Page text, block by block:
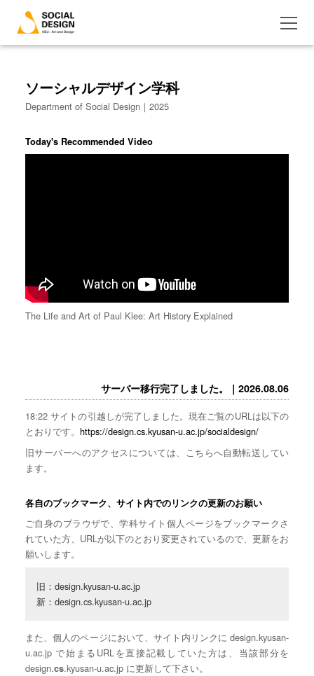
ソーシャルデザイン学科
Department of Social Design｜2025
Today's Recommended Video
The Life and Art of Paul Klee: Art History Explained
サーバー移行完了しました。｜2026.08.06
18:22 サイトの引越しが完了しました。現在ご覧のURLは以下の
とおりです。 https://design.cs.kyusan-u.ac.jp/socialdesign/
旧サーバーへのアクセスについては、こちらへ自動転送してい
ます。
各自のブックマーク、サイト内でのリンクの更新のお願い
ご自身のブラウザで、学科サイト個人ページをブックマークさ
れていた方、URLが以下のとおり変更されているので、更新をお
願いします。
旧：design.kyusan-u.ac.jp
新：design.cs.kyusan-u.ac.jp
また、個人のページにおいて、サイト内リンクに design.kyusan-
u.ac.jp で始まるURLを直接記載していた方は、当該部分を
design.cs.kyusan-u.ac.jp に更新して下さい。